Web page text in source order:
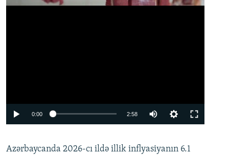
0:00 2:58
360p
Azərbaycanda 2026-cı ildə illik inflyasiyanın 6.1